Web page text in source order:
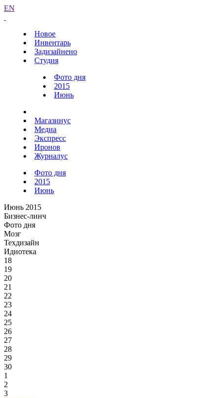
EN
Новое
Инвентарь
Задизайнено
Студия
Фото дня
2015
Июнь
Магазинус
Медиа
Экспресс
Иронов
Журналус
Фото дня
2015
Июнь
Июнь 2015
Бизнес-линч
Фото дня
Мозг
Техдизайн
Идиотека
18
19
20
21
22
23
24
25
26
27
28
29
30
1
2
3